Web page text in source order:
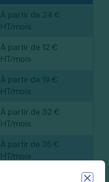
À partir de 24 €
HT/mois
À partir de 12 €
HT/mois
À partir de 19 €
HT/mois
À partir de 32 €
HT/mois
À partir de 35 €
HT/mois